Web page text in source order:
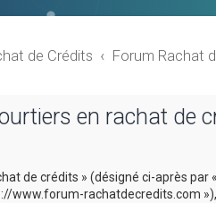
de Crédits Forum Rachat
en rachat de
de crédits » (désigné ci-après par
www.forum-rachatdecredits.com